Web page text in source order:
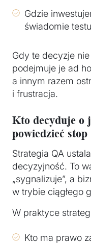
Gdzie
świadomie
Gdy te decyzje
podejmuje je ad
a innym razem
i frustracja.
Kto decyduje o
powiedzieć stop
Strategia QA
decyzyjność. To
„sygnalizuje”, a
w trybie ciągłego
W praktyce
Kto ma prawo